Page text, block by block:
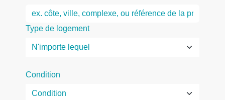
Type de logement
Condition